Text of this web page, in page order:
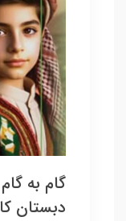
گام به
دبستان